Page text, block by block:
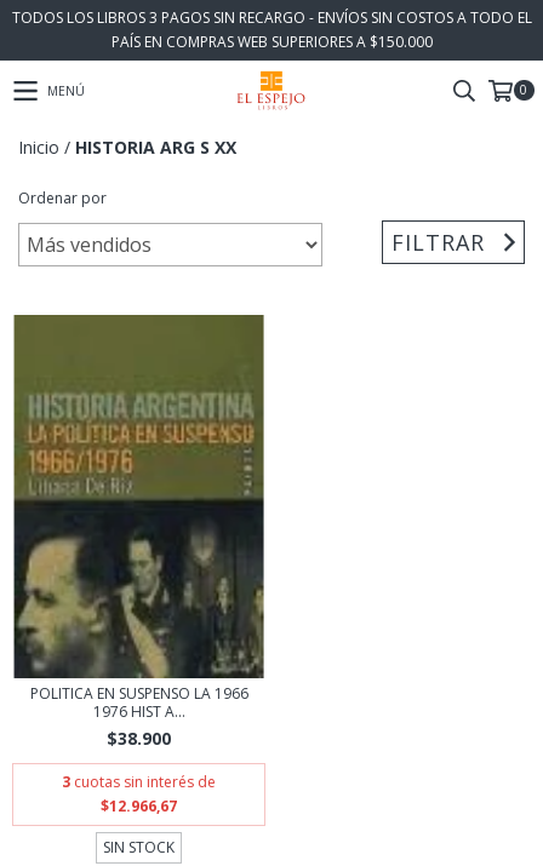
TODOS LOS LIBROS 3 PAGOS SIN RECARGO - ENVÍOS SIN COSTOS A TODO EL
PAÍS EN COMPRAS WEB SUPERIORES A $150.000
MENÚ 0
Inicio / HISTORIA ARG S XX
Ordenar por
FILTRAR
POLITICA EN SUSPENSO LA 1966
1976 HIST A...
$38.900
3 cuotas sin interés de
$12.966,67
SIN STOCK